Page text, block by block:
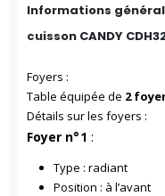
Informations
cuisson CANDY
Foyers :
Table équipée de 2
Détails sur les foyers :
Foyer n°1 :
Type : radiant
Position : à l’avant